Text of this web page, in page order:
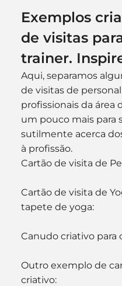
Exemplos
de visitas
trainer.
Aqui, separamos
de visitas de
profissionais da área
um pouco mais para
sutilmente acerca
à profissão.
Cartão de visita de
Cartão de visita de
tapete de yoga:
Canudo criativo para
Outro exemplo de
criativo: